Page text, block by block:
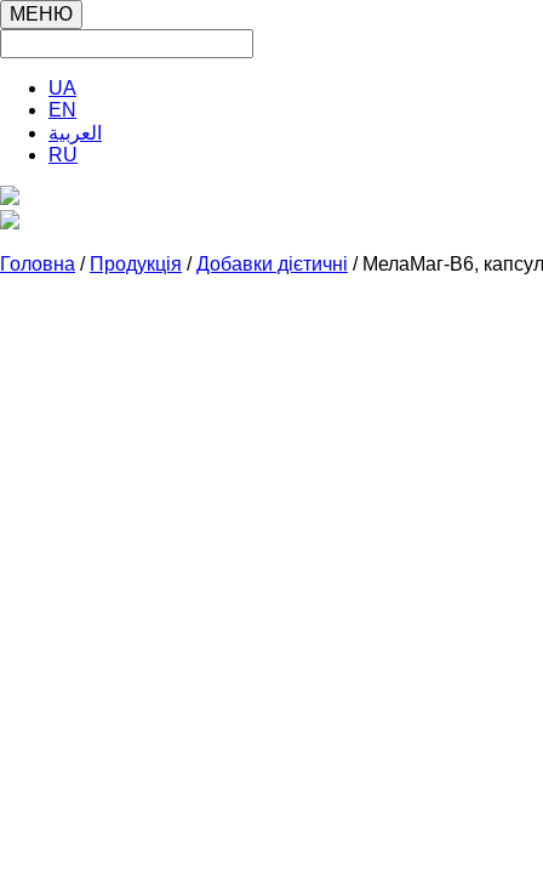
МЕНЮ
UA
EN
العربية
RU
Головна / Продукція /Добавки дієтичні / МелаМаг-В6,